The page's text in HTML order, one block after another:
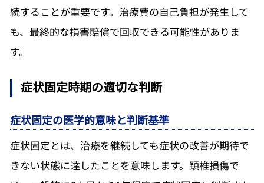
続することが重要です。治療費の自己負担が発生して
も、最終的な損害賠償で回収できる可能性がありま
す。
症状固定時期の適切な判断
症状固定の医学的意味と判断基準
症状固定とは、治療を継続しても症状の改善が期待で
きない状態に達したことを意味します。頚椎損傷で